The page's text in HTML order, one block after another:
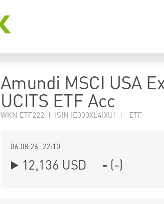
Amundi MSCI USA
UCITS ETF Acc
WKN ETF222 | ISIN IE000XL4IXU1 | ETF
06.08.26 22:10
12,136 USD - (-)